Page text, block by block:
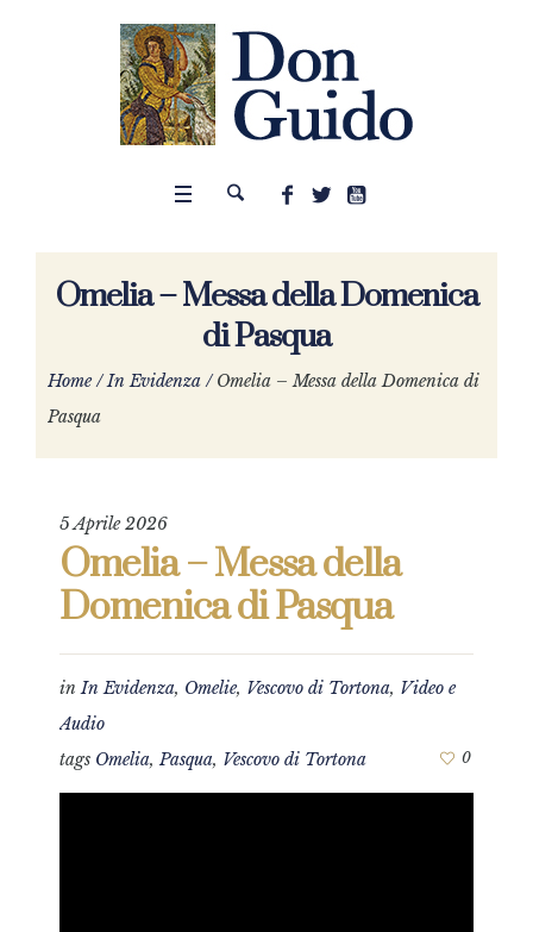
Omelia – Messa della Domenica
di Pasqua
Home /In Evidenza /Omelia – Messa della Domenica di
Pasqua
5 Aprile 2026
Omelia – Messa della
Domenica di Pasqua
inIn Evidenza, Omelie, Vescovo di Tortona, Video e
Audio
tags Omelia,Pasqua, Vescovo di Tortona 0